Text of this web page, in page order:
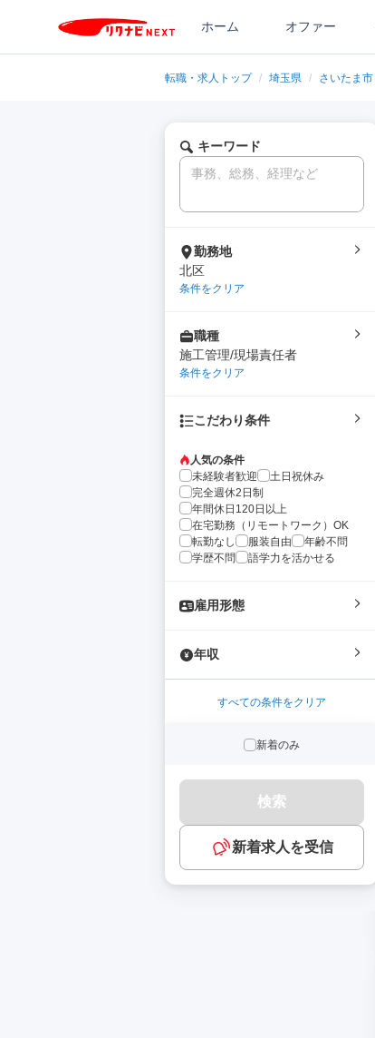
ホーム オファー
転職・求人トップ / 埼玉県 / さいたま市
キーワード
勤務地
北区
条件をクリア
職種
施工管理/現場責任者
条件をクリア
こだわり条件
人気の条件
未経験者歓迎
土日祝休み
完全週休2日制
年間休日120日以上
在宅勤務（リモートワーク）OK
転勤なし
服装自由
年齢不問
学歴不問
語学力を活かせる
雇用形態
年収
すべての条件をクリア
新着のみ
検索
新着求人を受信